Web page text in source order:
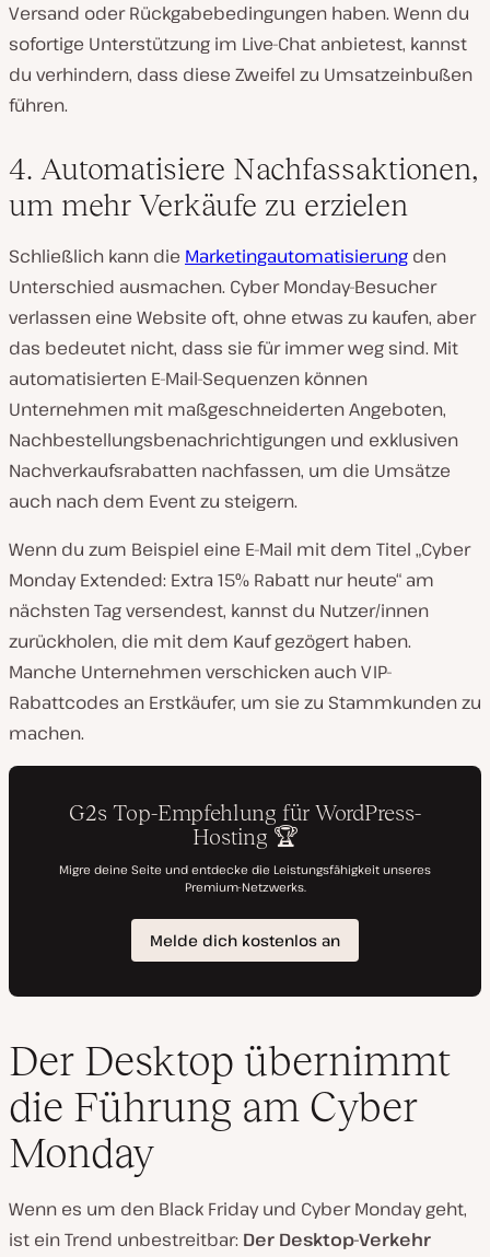
Versand oder Rückgabebedingungen haben. Wenn du
sofortige Unterstützung im Live-Chat anbietest, kannst
du verhindern, dass diese Zweifel zu Umsatzeinbußen
führen.
4. Automatisiere Nachfassaktionen,
um mehr Verkäufe zu erzielen
Schließlich kann die Marketingautomatisierung den
Unterschied ausmachen. Cyber Monday-Besucher
verlassen eine Website oft, ohne etwas zu kaufen, aber
das bedeutet nicht, dass sie für immer weg sind. Mit
automatisierten E-Mail-Sequenzen können
Unternehmen mit maßgeschneiderten Angeboten,
Nachbestellungsbenachrichtigungen und exklusiven
Nachverkaufsrabatten nachfassen, um die Umsätze
auch nach dem Event zu steigern.
Wenn du zum Beispiel eine E-Mail mit dem Titel „Cyber
Monday Extended: Extra 15% Rabatt nur heute“ am
nächsten Tag versendest, kannst du Nutzer/innen
zurückholen, die mit dem Kauf gezögert haben.
Manche Unternehmen verschicken auch VIP-
Rabattcodes an Erstkäufer, um sie zu Stammkunden zu
machen.
Der Desktop übernimmt
die Führung am Cyber
Monday
Wenn es um den Black Friday und Cyber Monday geht,
ist ein Trend unbestreitbar: Der Desktop-Verkehr